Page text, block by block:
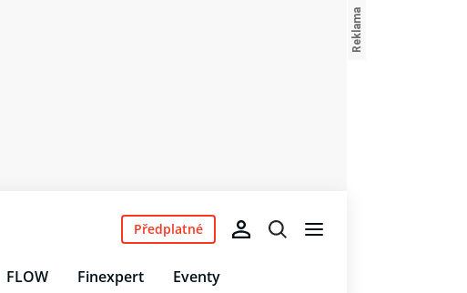
FLOW Finexpert Eventy
Předplatné